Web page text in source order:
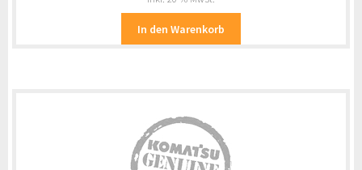
In den Warenkorb